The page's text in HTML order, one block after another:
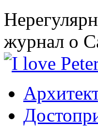
журнал о